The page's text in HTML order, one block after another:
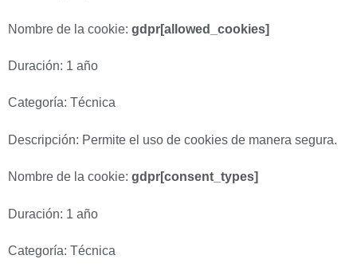
Nombre de la cookie: gdpr[allowed_cookies]
Duración: 1 año
Categoría: Técnica
Descripción: Permite el uso de cookies de manera segura.
Nombre de la cookie: gdpr[consent_types]
Duración: 1 año
Categoría: Técnica